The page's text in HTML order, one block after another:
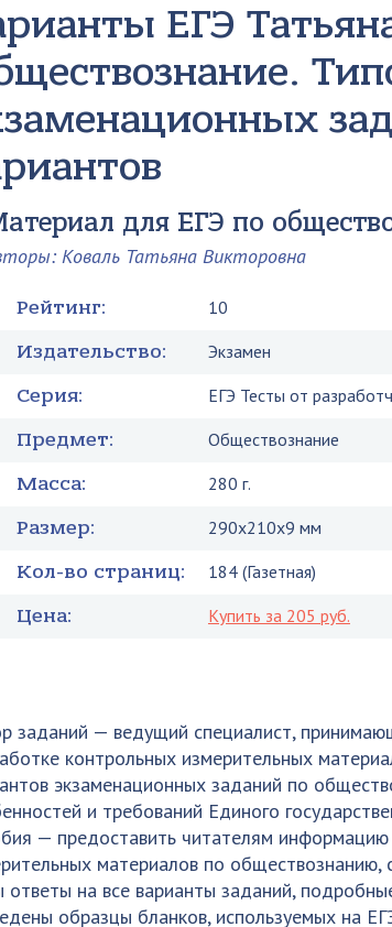
ЕГЭ
для ЕГЭ по
Коваль Татьяна Викторовна
Рейтинг: 10
Издательство: Экзамен
Серия: ЕГЭ Тесты от
Предмет: Обществознание
Масса: 280 г.
Размер: 290x210x9 мм
Кол-во страниц: 184 (Газетная)
Цена: Купить за 205 руб.
заданий — ведущий специалист,
контрольных измерительных
экзаменационных заданий по
и требований Единого
— предоставить читателям
материалов по обществознанию,
ответы на все варианты заданий,
образцы бланков, используемых на